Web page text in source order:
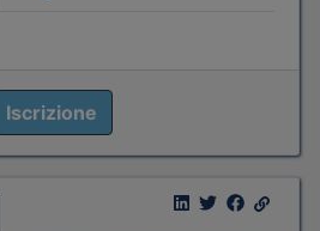
Iscrizione